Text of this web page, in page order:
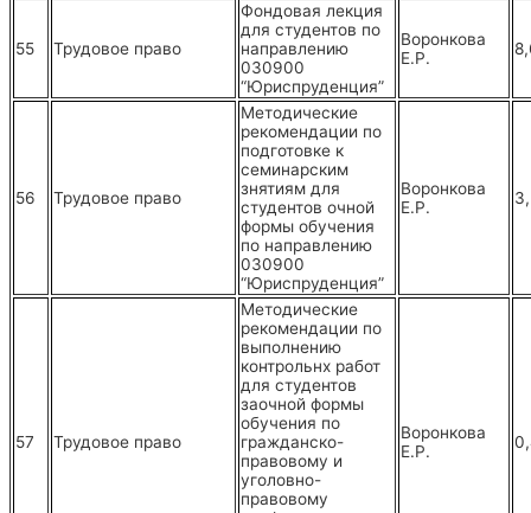
55 Трудовое право
Фондовая лекция
для студентов по
направлению
030900
“Юриспруденция”
Воронкова
Е.Р.
56 Трудовое право
Методические
рекомендации по
подготовке к
семинарским
знятиям для
студентов очной
формы обучения
по направлению
030900
“Юриспруденция”
Воронкова
Е.Р.
57 Трудовое право
Методические
рекомендации по
выполнению
контрольнх работ
для студентов
заочной формы
обучения по
гражданско-
правовому и
уголовно-
правовому
Воронкова
Е.Р.